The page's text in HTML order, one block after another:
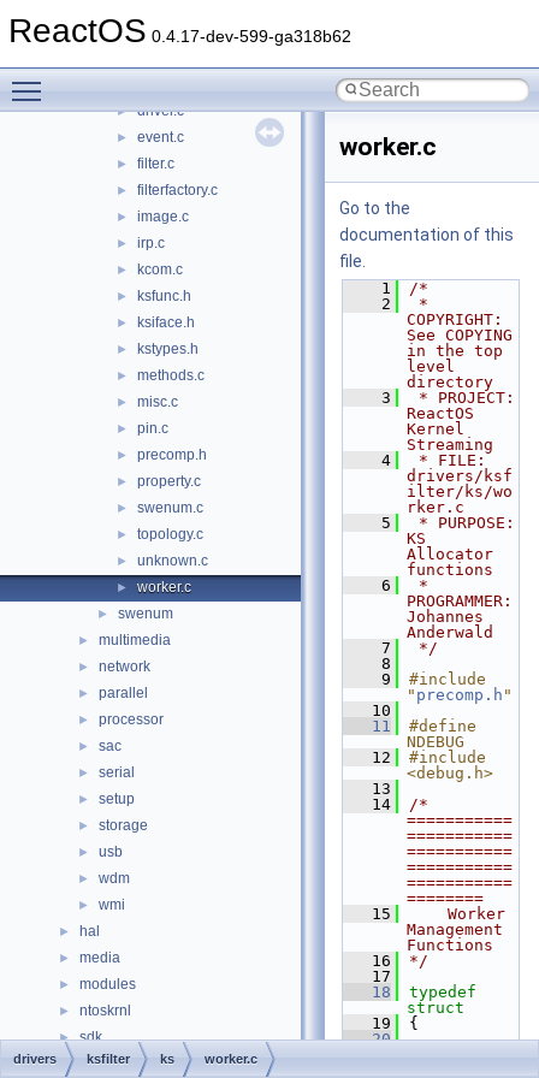
ReactOS 0.4.17-dev-599-ga318b62
► connectivity.c
► driver.c
► event.c
► filter.c
► filterfactory.c
► image.c
► irp.c
► kcom.c
► ksfunc.h
► ksiface.h
► kstypes.h
► methods.c
► misc.c
► pin.c
► precomp.h
► property.c
► swenum.c
► topology.c
► unknown.c
► worker.c
► swenum
► multimedia
► network
► parallel
► processor
► sac
► serial
► setup
► storage
► usb
► wdm
► wmi
► hal
► media
► modules
► ntoskrnl
► sdk
► subsystems
worker.c
Go to the
documentation of this
file.
    1
/*
    2
*
COPYRIGHT:
See COPYING
in the top
level
directory
    3
* PROJECT:
ReactOS
Kernel
Streaming
    4
* FILE:
drivers/ksf
ilter/ks/wo
rker.c
    5
* PURPOSE:
KS
Allocator
functions
    6
*
PROGRAMMER:
Johannes
Anderwald
    7
*/
    8
    9
#include
" precomp.h "
   10
   11
#define
NDEBUG
   12
#include
<debug.h>
   13
   14
/*
===========
===========
===========
===========
===========
========
   15
    Worker
Management
Functions
   16
*/
   17
   18
typedef
struct
   19
{
   20
drivers ksfilter ks worker.c